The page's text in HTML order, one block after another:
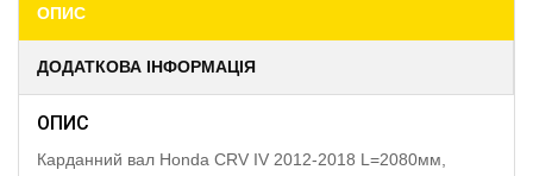
ОПИС
ДОДАТКОВА ІНФОРМАЦІЯ
ОПИС
Карданний вал Honda CRV IV 2012-2018 L=2080мм,